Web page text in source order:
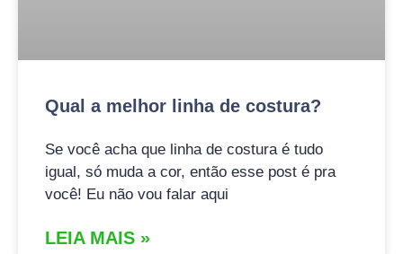
Qual a melhor linha de costura?
Se você acha que linha de costura é tudo
igual, só muda a cor, então esse post é pra
você! Eu não vou falar aqui
LEIA MAIS »